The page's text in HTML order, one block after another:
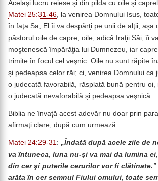
Acelaşi lucru reiese şi din pilda cu oile şi
Matei 25:31-46 , la venirea Domnului Isus,
în faţa Sa, El îi va despărţi pe unii de alţii, aşa
păstorul oile de capre, oile, adică fraţii Săi, îi
moştenescă împărăţia lui Dumnezeu, iar
trimite în focul cel veşnic. Oile nu sunt răpite
şi pedeapsa celor răi; ci, venirea Domnului ca
o judecată favorabilă, răsplată bună pentru
o judecată nevaforabilă şi pedeapsa veşnică.
Biblia ne învaţă acest adevăr nu doar prin
afirmaţi clare, după cum urmează:
Matei 24:29-31 : „Îndată după acele zile de
va întuneca, luna nu-şi va mai da lumina
din cer şi puterile cerurilor vor fi clătinate.”
arăta în cer semnul Fiului omului, toate